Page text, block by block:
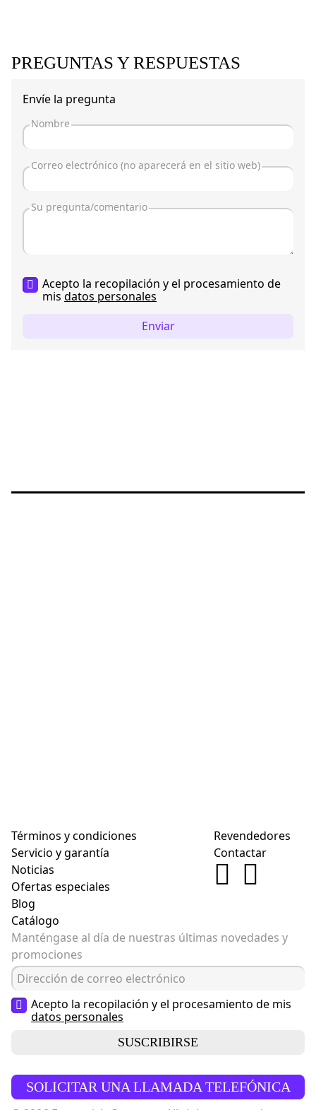
PREGUNTAS Y RESPUESTAS
Envíe la pregunta
Acepto la recopilación y el procesamiento de
mis datos personales
Enviar
Términos y condiciones
Servicio y garantía
Noticias
Ofertas especiales
Blog
Catálogo
Revendedores
Contactar
Manténgase al día de nuestras últimas novedades y
promociones
Acepto la recopilación y el procesamiento de mis
datos personales
SUSCRIBIRSE
SOLICITAR UNA LLAMADA TELEFÓNICA